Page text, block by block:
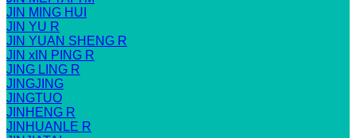
JIN MING HUI
JIN YU R
JIN YUAN SHENG R
JIN xIN PING R
JING LING R
JINGJING
JINGTUO
JINHENG R
JINHUANLE R